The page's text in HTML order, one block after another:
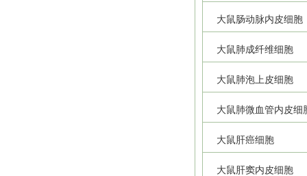
大鼠肠动脉内皮细胞
大鼠肺成纤维细胞
大鼠肺泡上皮细胞
大鼠肺微血管内皮细
大鼠肝癌细胞
大鼠肝窦内皮细胞